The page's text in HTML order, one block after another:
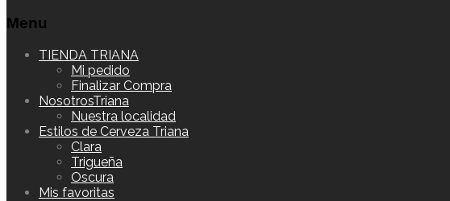
Menu
Skip
TIENDA TRIANA
Mi pedido
Finalizar Compra
NosotrosTriana
Nuestra localidad
Estilos de Cerveza Triana
Clara
Trigueña
Oscura
Mis favoritas